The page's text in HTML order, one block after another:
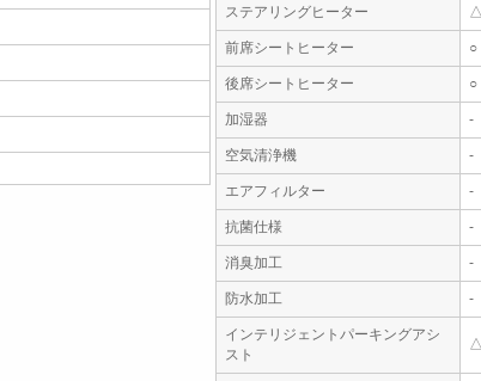
ステアリングヒーター
前席シートヒーター ○
後席シートヒーター ○
加湿器 -
空気清浄機 -
エアフィルター -
抗菌仕様 -
消臭加工 -
防水加工 -
インテリジェントパーキングアシ
スト